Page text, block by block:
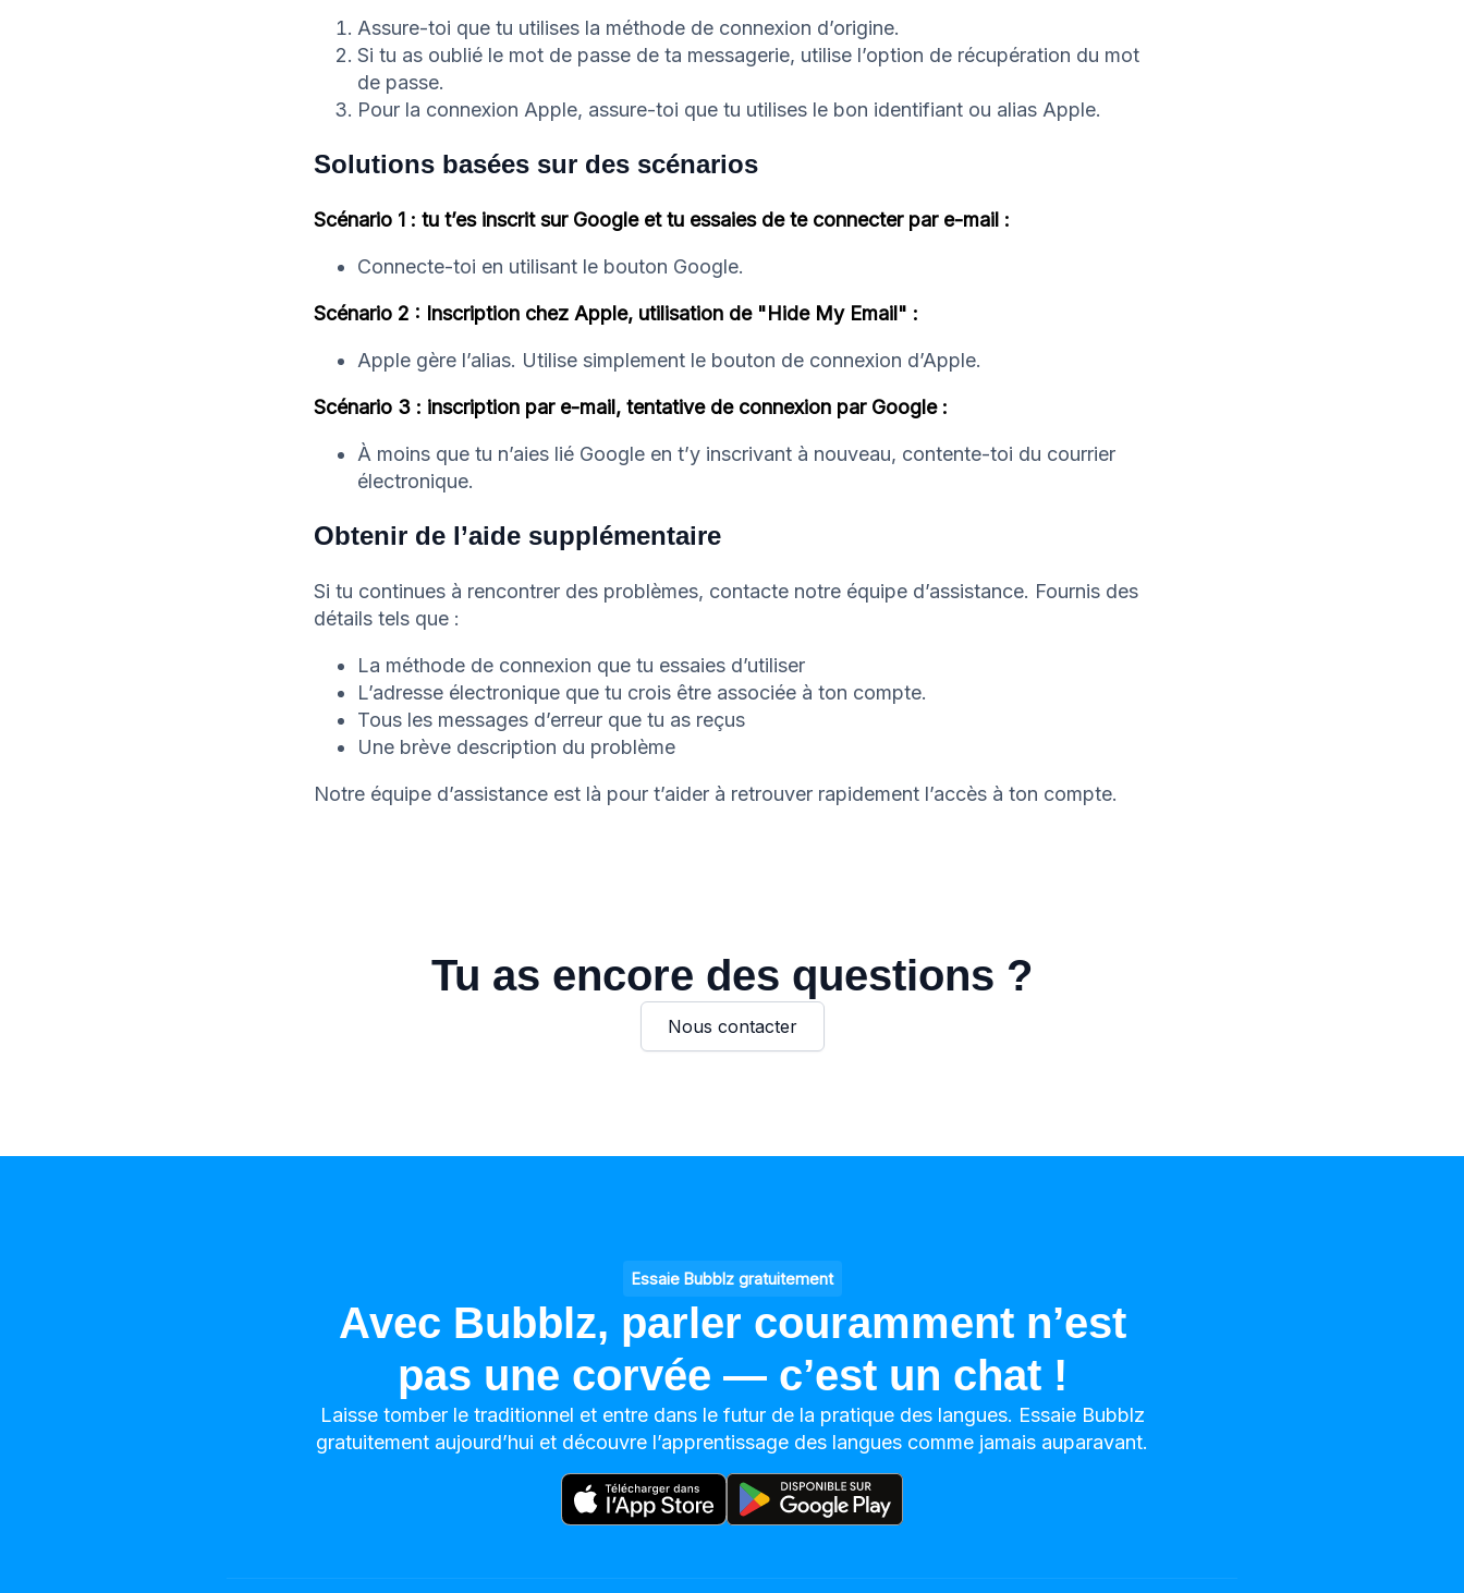
Assure-toi que tu utilises la méthode de connexion d’origine.
Si tu as oublié le mot de passe de ta messagerie, utilise l’option de récupération du mot
de passe.
Pour la connexion Apple, assure-toi que tu utilises le bon identifiant ou alias Apple.
Solutions basées sur des scénarios
Scénario 1 : tu t’es inscrit sur Google et tu essaies de te connecter par e-mail :
Connecte-toi en utilisant le bouton Google.
Scénario 2 : Inscription chez Apple, utilisation de "Hide My Email" :
Apple gère l’alias. Utilise simplement le bouton de connexion d’Apple.
Scénario 3 : inscription par e-mail, tentative de connexion par Google :
À moins que tu n’aies lié Google en t’y inscrivant à nouveau, contente-toi du courrier
électronique.
Obtenir de l’aide supplémentaire
Si tu continues à rencontrer des problèmes, contacte notre équipe d’assistance. Fournis des
détails tels que :
La méthode de connexion que tu essaies d’utiliser
L’adresse électronique que tu crois être associée à ton compte.
Tous les messages d’erreur que tu as reçus
Une brève description du problème
Notre équipe d’assistance est là pour t’aider à retrouver rapidement l’accès à ton compte.
Tu as encore des questions ?
Nous contacter
Essaie Bubblz gratuitement
Avec Bubblz, parler couramment n’est
pas une corvée — c’est un chat !
Laisse tomber le traditionnel et entre dans le futur de la pratique des langues. Essaie Bubblz
gratuitement aujourd’hui et découvre l’apprentissage des langues comme jamais auparavant.